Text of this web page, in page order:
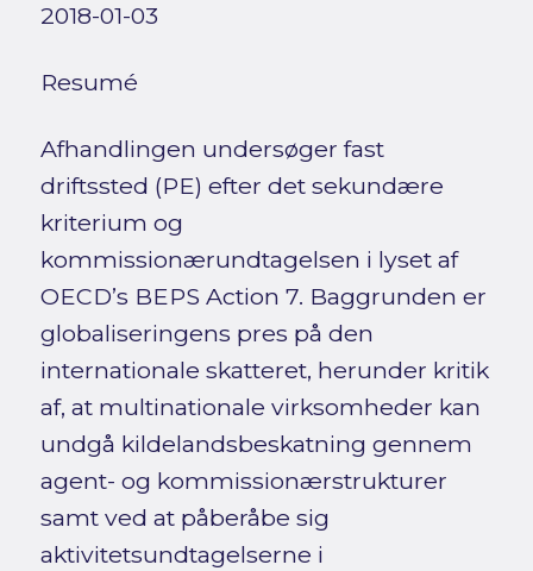
2018-01-03
Resumé
Afhandlingen undersøger fast
driftssted (PE) efter det sekundære
kriterium og
kommissionærundtagelsen i lyset af
OECD’s BEPS Action 7. Baggrunden er
globaliseringens pres på den
internationale skatteret, herunder kritik
af, at multinationale virksomheder kan
undgå kildelandsbeskatning gennem
agent- og kommissionærstrukturer
samt ved at påberåbe sig
aktivitetsundtagelserne i